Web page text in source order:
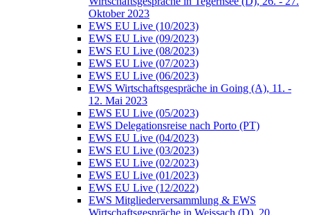
Oktober 2023
EWS EU Live (10/2023)
EWS EU Live (09/2023)
EWS EU Live (08/2023)
EWS EU Live (07/2023)
EWS EU Live (06/2023)
EWS Wirtschaftsgespräche in Going (A), 11. -
12. Mai 2023
EWS EU Live (05/2023)
EWS Delegationsreise nach Porto (PT)
EWS EU Live (04/2023)
EWS EU Live (03/2023)
EWS EU Live (02/2023)
EWS EU Live (01/2023)
EWS EU Live (12/2022)
EWS Mitgliederversammlung & EWS
Wirtschaftsgespräche in Weissach (D), 20.